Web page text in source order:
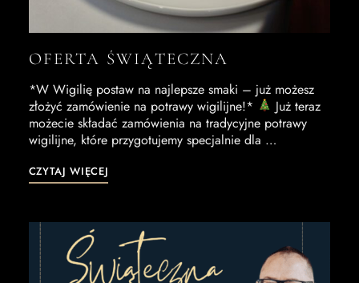
OFERTA ŚWIĄTECZNA
*W Wigilię postaw na najlepsze smaki – już możesz
złożyć zamówienie na potrawy wigilijne!*
Już teraz
możecie składać zamówienia na tradycyjne potrawy
wigilijne, które przygotujemy specjalnie dla …
CZYTAJ WIĘCEJ